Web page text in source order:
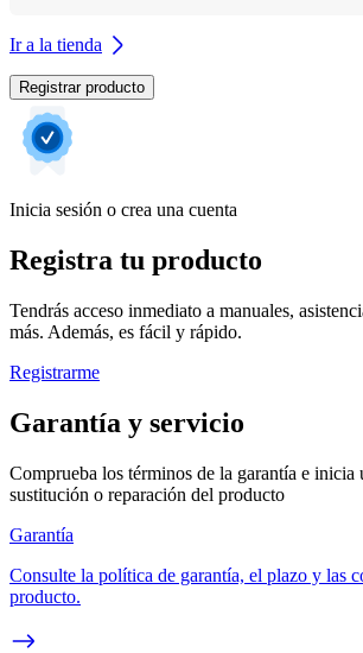
Ir a la tienda
Registrar producto
Inicia sesión o crea una cuenta
Registra tu producto
Tendrás acceso inmediato a manuales,
más. Además, es fácil y rápido.
Registrarme
Garantía y servicio
Comprueba los términos de la garantía e inicia
sustitución o reparación del producto
Garantía
Consulte la política de garantía, el plazo y las
producto.